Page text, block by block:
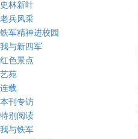
史林新叶
老兵风采
铁军精神进校园
我与新四军
红色景点
艺苑
连载
本刊专访
特别阅读
我与铁军